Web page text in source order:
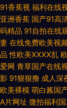
亚洲 人人妻人人肏
美逼 青青草国产欧
人 草莓视频w 福利
一区 三级三级久久
91香蕉视 福利在线
亚洲香蕉 国产91高
码精品 91自拍在线
妻 在线免费欧美视
品 性欧美ⅩⅩⅩⅩ乱
爱网 青草国产在线
影 91狠狠撸 成人深
欧美裸模 萌白酱国
A片网址 微拍福利